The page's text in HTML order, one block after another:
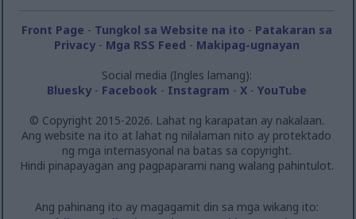
Front Page - Tungkol sa Website na ito - Patakaran sa
Privacy- Mga RSS Feed - Makipag-ugnayan
Social media (Ingles lamang):
Bluesky- Facebook - Instagram - X- YouTube
© Copyright 2015-2026. Lahat ng karapatan ay nakalaan.
Ang website na ito at lahat ng nilalaman nito ay protektado
ng mga internasyonal na batas sa copyright.
Hindi pinapayagan ang pagpaparami nang walang pahintulot.
Ang pahinang ito ay magagamit din sa mga wikang ito: